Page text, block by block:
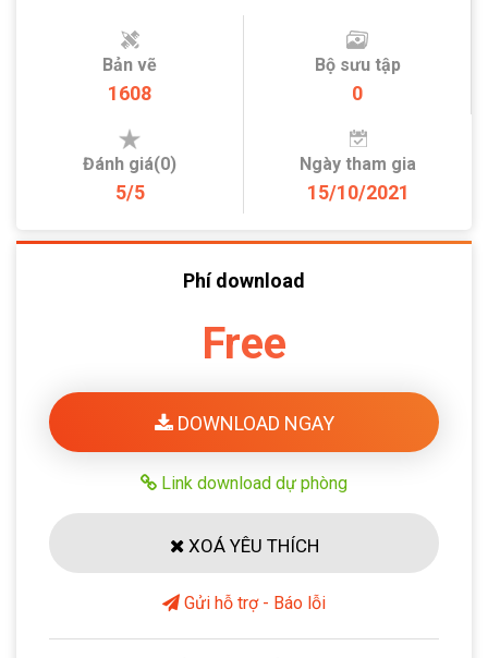
Bản vẽ
1608
Bộ sưu tập
0
Đánh giá(0)
5/5
Ngày tham gia
15/10/2021
Phí download
Free
DOWNLOAD NGAY
Link download dự phòng
XOÁ YÊU THÍCH
Gửi hỗ trợ - Báo lỗi